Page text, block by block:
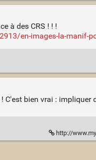
à des CRS ! ! !
en-images-la-manif-
bien vrai :
http://